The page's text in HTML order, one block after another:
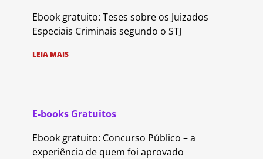
Ebook gratuito: Teses sobre os Juizados
Especiais Criminais segundo o STJ
LEIA MAIS
E-books Gratuitos
Ebook gratuito: Concurso Público – a
experiência de quem foi aprovado